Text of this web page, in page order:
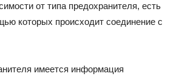
от типа предохранителя, есть
которых происходит соединение с
имеется информация